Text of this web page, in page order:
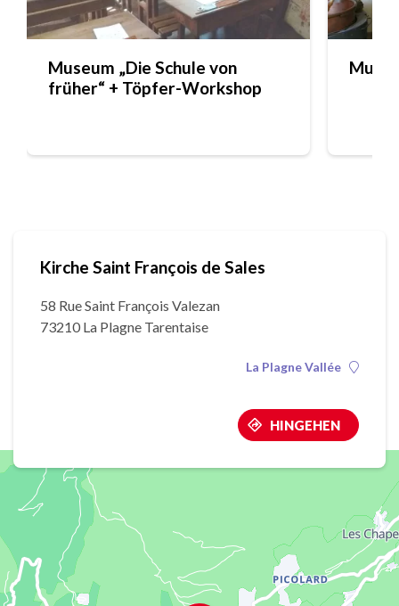
Museum „Die Schule von
früher“ + Töpfer-Workshop
Kirche Saint François de Sales
58 Rue Saint François Valezan
73210 La Plagne Tarentaise
La Plagne Vallée
HINGEHEN